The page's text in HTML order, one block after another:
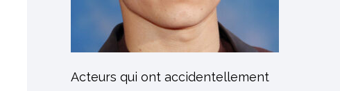
Acteurs qui ont accidentellement